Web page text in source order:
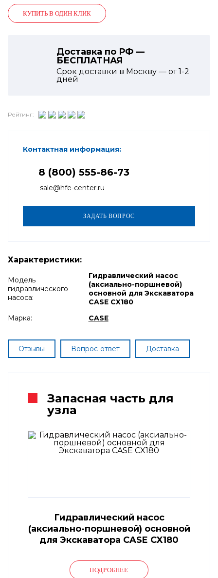
КУПИТЬ В ОДИН КЛИК
Доставка по РФ —
БЕСПЛАТНАЯ
Срок доставки в Москву — от1-2
дней
Рейтинг:
Контактная информация:
8 (800) 555-86-73
sale@hfe-center.ru
Характеристики:
Модель
гидравлического
насоса:
Гидравлический насос
(аксиально-поршневой)
основной для Экскаватора
CASE CX180
Марка:
CASE
Отзывы Вопрос-ответ Доставка
Запасная часть для
узла
Гидравлический насос
(аксиально-поршневой) основной
для Экскаватора CASE CX180
ПОДРОБНЕЕ